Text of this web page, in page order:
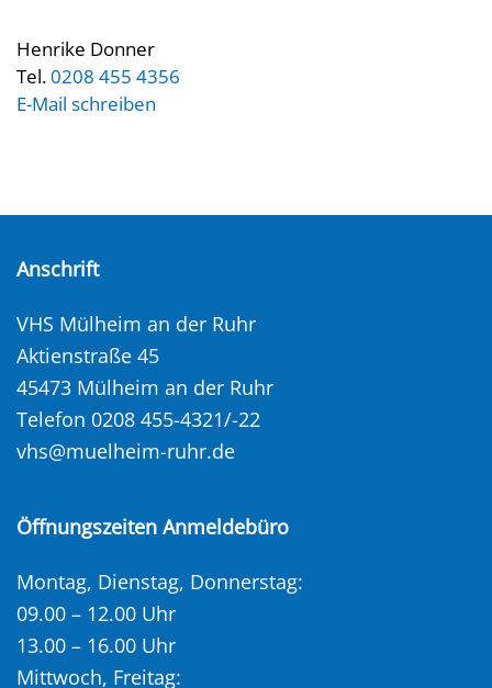
Henrike Donner
Tel.0208 455 4356
E-Mail schreiben
Anschrift
VHS Mülheim an der Ruhr
Aktienstraße 45
45473 Mülheim an der Ruhr
Telefon 0208 455-4321/-22
vhs@muelheim-ruhr.de
Öffnungszeiten Anmeldebüro
Montag, Dienstag, Donnerstag:
09.00 – 12.00 Uhr
13.00 – 16.00 Uhr
Mittwoch, Freitag: